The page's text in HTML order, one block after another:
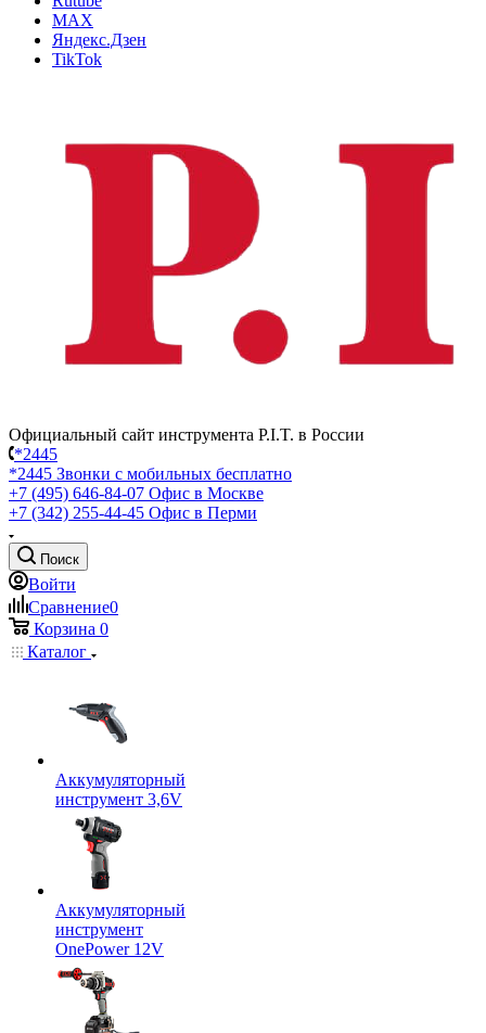
MAX
Яндекс.Дзен
TikTok
Официальный сайт инструмента P.I.T. в России
*2445
*2445 Звонки с мобильных бесплатно
+7 (495) 646-84-07 Офис в Москве
+7 (342) 255-44-45 Офис в Перми
Поиск
Войти
Сравнение0
Корзина 0
Каталог
Аккумуляторный
инструмент 3,6V
Аккумуляторный
инструмент
OnePower 12V